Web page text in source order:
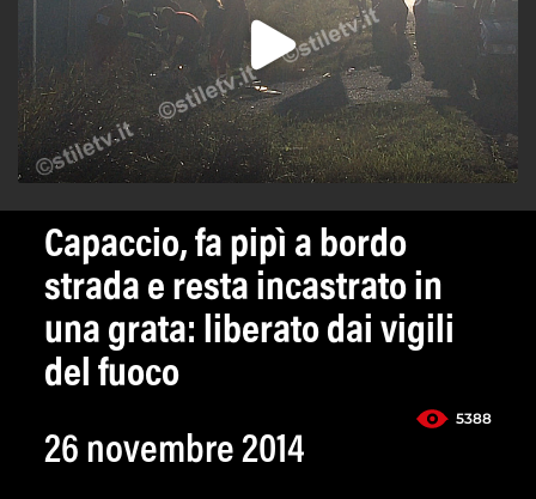
Capaccio, fa pipì a bordo
strada e resta incastrato in
una grata: liberato dai vigili
del fuoco
5388
26 novembre 2014